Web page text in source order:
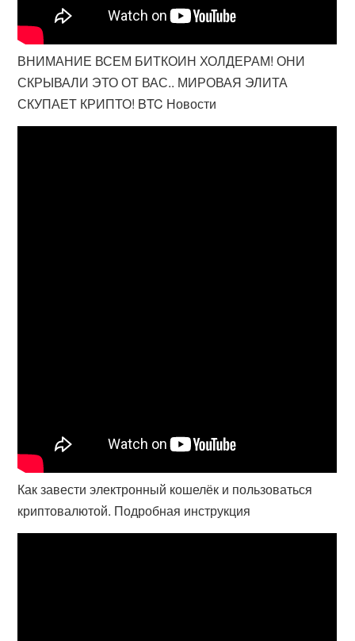
ВНИМАНИЕ ВСЕМ БИТКОИН ХОЛДЕРАМ! ОНИ
СКРЫВАЛИ ЭТО ОТ ВАС.. МИРОВАЯ ЭЛИТА
СКУПАЕТ КРИПТО! BTC Новости
Как завести электронный кошелёк и пользоваться
криптовалютой. Подробная инструкция